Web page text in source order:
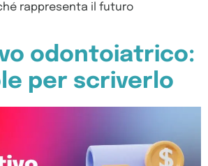
rappresenta il futuro
odontoiatrico:
per scriverlo